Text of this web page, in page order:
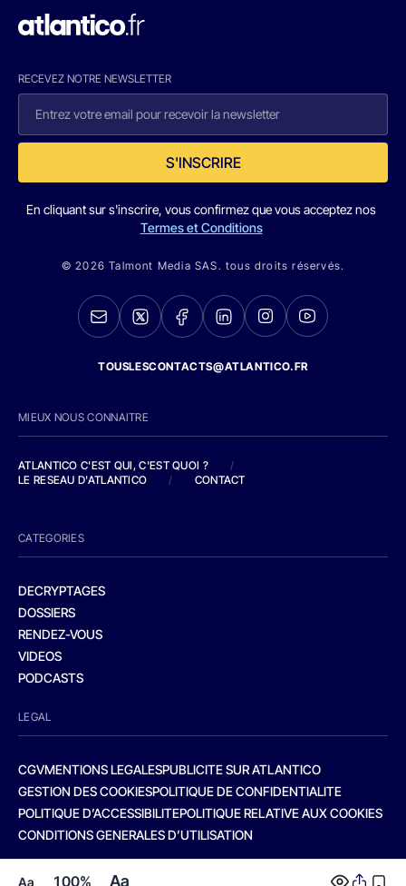
Aa 100% Aa
RECEVEZ NOTRE NEWSLETTER
S'INSCRIRE
En cliquant sur s'inscrire, vous confirmez que vous acceptez nos
Termes et Conditions
© 2026 Talmont Media SAS. tous droits réservés.
TOUSLESCONTACTS@ATLANTICO.FR
MIEUX NOUS CONNAITRE
ATLANTICO C'EST QUI, C'EST QUOI ?
/
LE RESEAU D'ATLANTICO
/ CONTACT
CATEGORIES
DECRYPTAGES
DOSSIERS
RENDEZ-VOUS
VIDEOS
PODCASTS
LEGAL
CGVMENTIONS LEGALESPUBLICITE SUR ATLANTICO
GESTION DES COOKIESPOLITIQUE DE CONFIDENTIALITE
POLITIQUE D’ACCESSIBILITEPOLITIQUE RELATIVE AUX COOKIES
CONDITIONS GENERALES D’UTILISATION